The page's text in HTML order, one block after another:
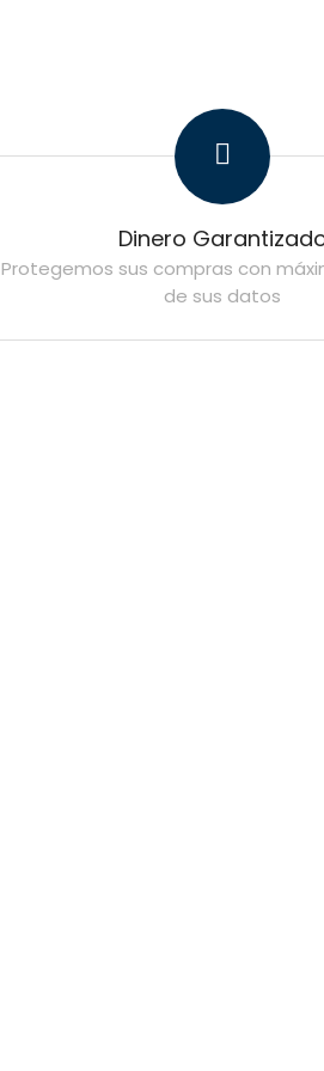
Dinero
Protegemos sus compras con
de sus datos